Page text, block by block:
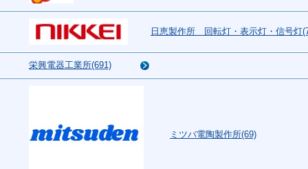
日恵製作所 回転灯・表示灯・信号灯
栄興電器工業所(691)
ミツバ電陶製作所(69)